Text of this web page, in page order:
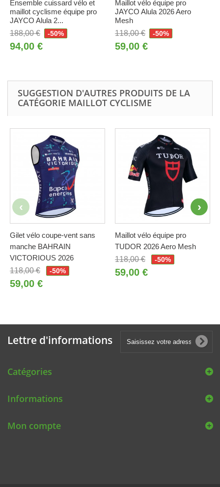
Ensemble cuissard vélo et
maillot cyclisme équipe pro
JAYCO Alula 2...
188,00 €
-50%
94,00 €
Maillot vélo équipe pro
JAYCO Alula 2026 Aero
Mesh
118,00 €
-50%
59,00 €
SUGGESTION D'AUTRES PRODUITS DE LA
CATÉGORIE MAILLOT CYCLISME
Gilet vélo coupe-vent sans
manche BAHRAIN
VICTORIOUS 2026
118,00 €
-50%
59,00 €
Maillot vélo équipe pro
TUDOR 2026 Aero Mesh
118,00 €
-50%
59,00 €
Lettre d'informations
Catégories
Informations
Mon compte